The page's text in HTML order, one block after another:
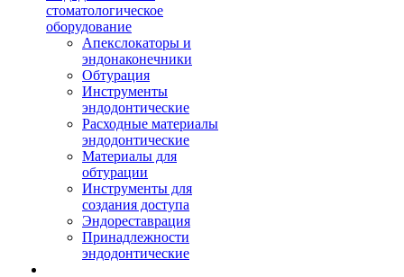
стоматологическое
оборудование
Апекслокаторы и
эндонаконечники
Обтурация
Инструменты
эндодонтические
Расходные материалы
эндодонтические
Материалы для
обтурации
Инструменты для
создания доступа
Эндореставрация
Принадлежности
эндодонтические